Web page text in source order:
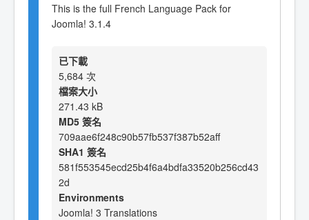
This is the full French Language Pack for
Joomla! 3.1.4
已下載
5,684 次
檔案大小
271.43 kB
MD5 簽名
709aae6f248c90b57fb537f387b52aff
SHA1 簽名
581f553545ecd25b4f6a4bdfa33520b256cd43
2d
Environments
Joomla! 3 Translations